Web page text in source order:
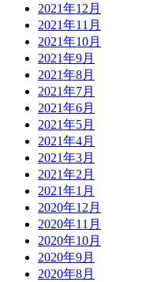
2021年12月
2021年11月
2021年10月
2021年9月
2021年8月
2021年7月
2021年6月
2021年5月
2021年4月
2021年3月
2021年2月
2021年1月
2020年12月
2020年11月
2020年10月
2020年9月
2020年8月